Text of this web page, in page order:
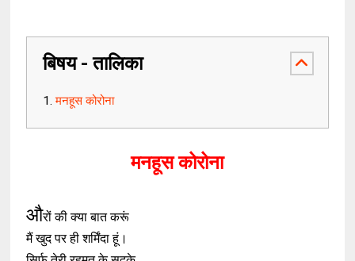
बिषय - तालिका
मनहूस कोरोना
मनहूस कोरोना
औरों की क्या बात करूं
मैं खुद पर ही शर्मिंदा हूं।